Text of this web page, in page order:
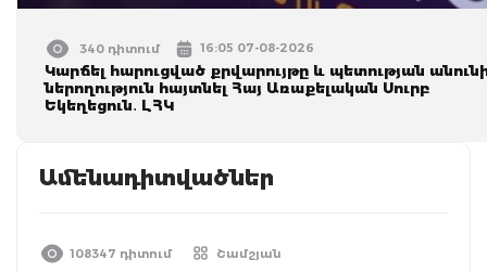
340 դիտում 16:05 07-08-2026
Կարճել հարուցված քրվարույթը և պետության
ներողություն հայտնել Հայ Առաքելական Սուրբ
Եկեղեցուն․ ԼՀԿ
Ամենադիտվածներ
108347 դիտում Շամշյան